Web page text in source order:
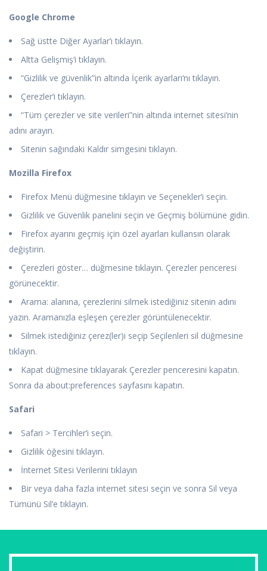
Google Chrome
Sağ üstte Diğer Ayarlar’ı tıklayın.
Altta Gelişmiş‘i tıklayın.
“Gizlilik ve güvenlik”in altında İçerik ayarları‘nı tıklayın.
Çerezler‘i tıklayın.
“Tüm çerezler ve site verileri”nin altında internet sitesi’nin
adını arayın.
Sitenin sağındaki Kaldır simgesini tıklayın.
Mozilla Firefox
Firefox Menü düğmesine tıklayın ve Seçenekler’i seçin.
Gizlilik ve Güvenlik panelini seçin ve Geçmiş bölümüne gidin.
Firefox ayarını geçmiş için özel ayarları kullansın olarak
değiştirin.
Çerezleri göster… düğmesine tıklayın. Çerezler penceresi
görünecektir.
Arama: alanına, çerezlerini silmek istediğiniz sitenin adını
yazın. Aramanızla eşleşen çerezler görüntülenecektir.
Silmek istediğiniz çerez(ler)i seçip Seçilenleri sil düğmesine
tıklayın.
Kapat düğmesine tıklayarak Çerezler penceresini kapatın.
Sonra da about:preferences sayfasını kapatın.
Safari
Safari > Tercihler’i seçin.
Gizlilik öğesini tıklayın.
İnternet Sitesi Verilerini tıklayın
Bir veya daha fazla internet sitesi seçin ve sonra Sil veya
Tümünü Sil’e tıklayın.